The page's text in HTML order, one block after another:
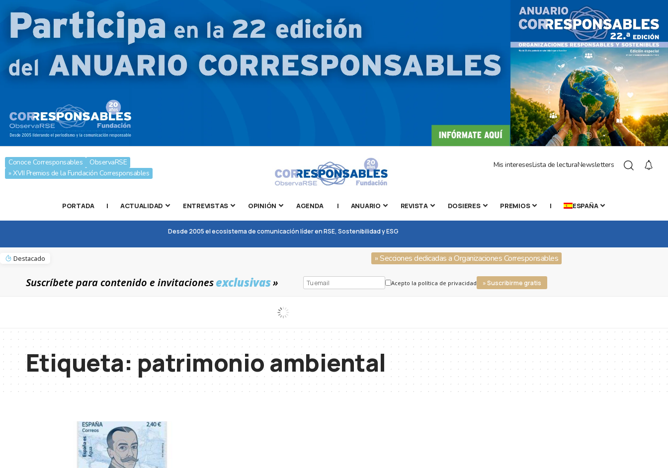
Conoce Corresponsables
ObservaRSE
» XVII Premios de la Fundación Corresponsables
Mis interesesLista de lecturaNewsletters
PORTADA | ACTUALIDAD ENTREVISTAS OPINIÓN AGENDA | ANUARIO REVISTA DOSIERES PREMIOS | ESPAÑA
Desde 2005 el ecosistema de comunicación líder en RSE, Sostenibilidad y ESG
Destacado » Secciones dedicadas a Organizaciones Corresponsables
Suscríbete para contenido e invitacionesexclusivas» Acepto la política de privacidad » Suscribirme gratis
Etiqueta: patrimonio ambiental